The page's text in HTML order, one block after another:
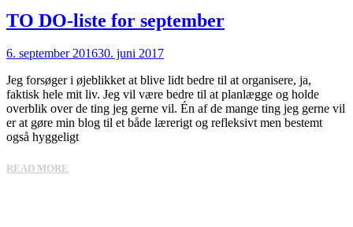
TO DO-liste for september
6. september 201630. juni 2017
Jeg forsøger i øjeblikket at blive lidt bedre til at organisere, ja,
faktisk hele mit liv. Jeg vil være bedre til at planlægge og holde
overblik over de ting jeg gerne vil. Én af de mange ting jeg gerne vil
er at gøre min blog til et både lærerigt og refleksivt men bestemt
også hyggeligt
READ MORE